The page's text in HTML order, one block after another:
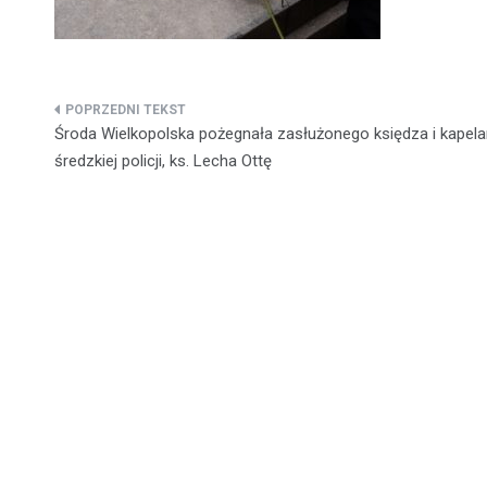
Nawigacja
wpisu
Środa Wielkopolska pożegnała zasłużonego księdza i
średzkiej policji, ks. Lecha Ottę